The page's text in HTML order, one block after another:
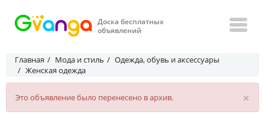
Доска бесплатных
объявлений
Главная Мода и стиль
Одежда, обувь и аксессуары
Женская одежда
×
Это объявление было перенесено в архив.